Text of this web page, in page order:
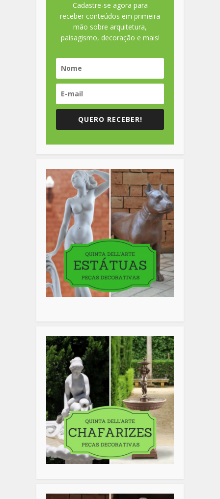
Cadastre-se agora para
receber conteúdos em primeira
mão sobre arquitetura,
paisagismo, decoração e mais!
QUERO RECEBER!